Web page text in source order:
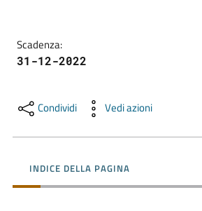
l'Impresa
e
l'Impresa
Scadenza:
31-12-2022
Condividi Vedi azioni
INDICE DELLA PAGINA